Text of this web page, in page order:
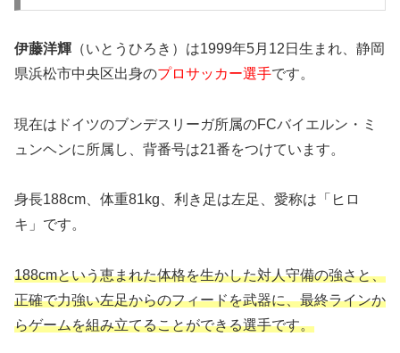
伊藤洋輝 （いとうひろき）は1999年5月12日生まれ、静岡
県浜松市中央区出身のプロサッカー選手です。
現在はドイツのブンデスリーガ所属のFCバイエルン・ミ
ュンヘンに所属し、背番号は21番をつけています。
身長188cm、体重81kg、利き足は左足、愛称は「ヒロ
キ」です。
188cmという恵まれた体格を生かした対人守備の強さと、
正確で力強い左足からのフィードを武器に、最終ラインか
らゲームを組み立てることができる選手です。